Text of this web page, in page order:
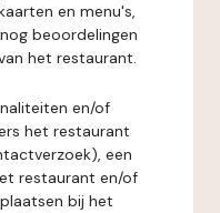
en menu's,
beoordelingen
het restaurant.
en/of
het restaurant
een
restaurant en/of
bij het